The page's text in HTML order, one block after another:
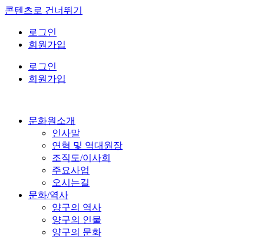
콘텐츠로 건너뛰기
로그인
회원가입
로그인
회원가입
문화원소개
인사말
연혁 및 역대원장
조직도/이사회
주요사업
오시는길
문화/역사
양구의 역사
양구의 인물
양구의 문화